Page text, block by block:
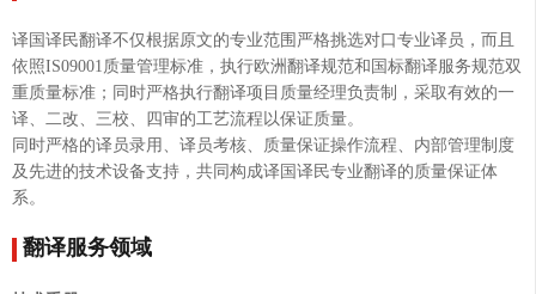
译国译民翻译不仅根据原文的专业范围严格挑选对口专业译员，而且
依照IS09001质量管理标准，执行欧洲翻译规范和国标翻译服务规范双
重质量标准；同时严格执行翻译项目质量经理负责制，采取有效的一
译、二改、三校、四审的工艺流程以保证质量。
同时严格的译员录用、译员考核、质量保证操作流程、内部管理制度
及先进的技术设备支持，共同构成译国译民专业翻译的质量保证体
系。
翻译服务领域